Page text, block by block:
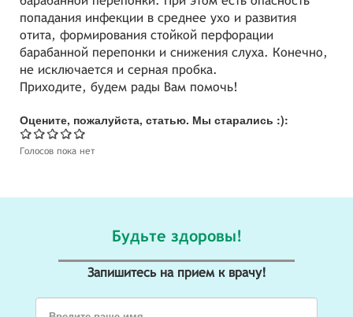
попадания инфекции в среднее ухо и развития
отита, формирования стойкой перфорации
барабанной перепонки и снижения слуха. Конечно,
не исключается и серная пробка.
Приходите, будем рады Вам помочь!
Оцените, пожалуйста, статью. Мы старались :):
Голосов пока нет
Будьте здоровы!
Запишитесь на прием к врачу!